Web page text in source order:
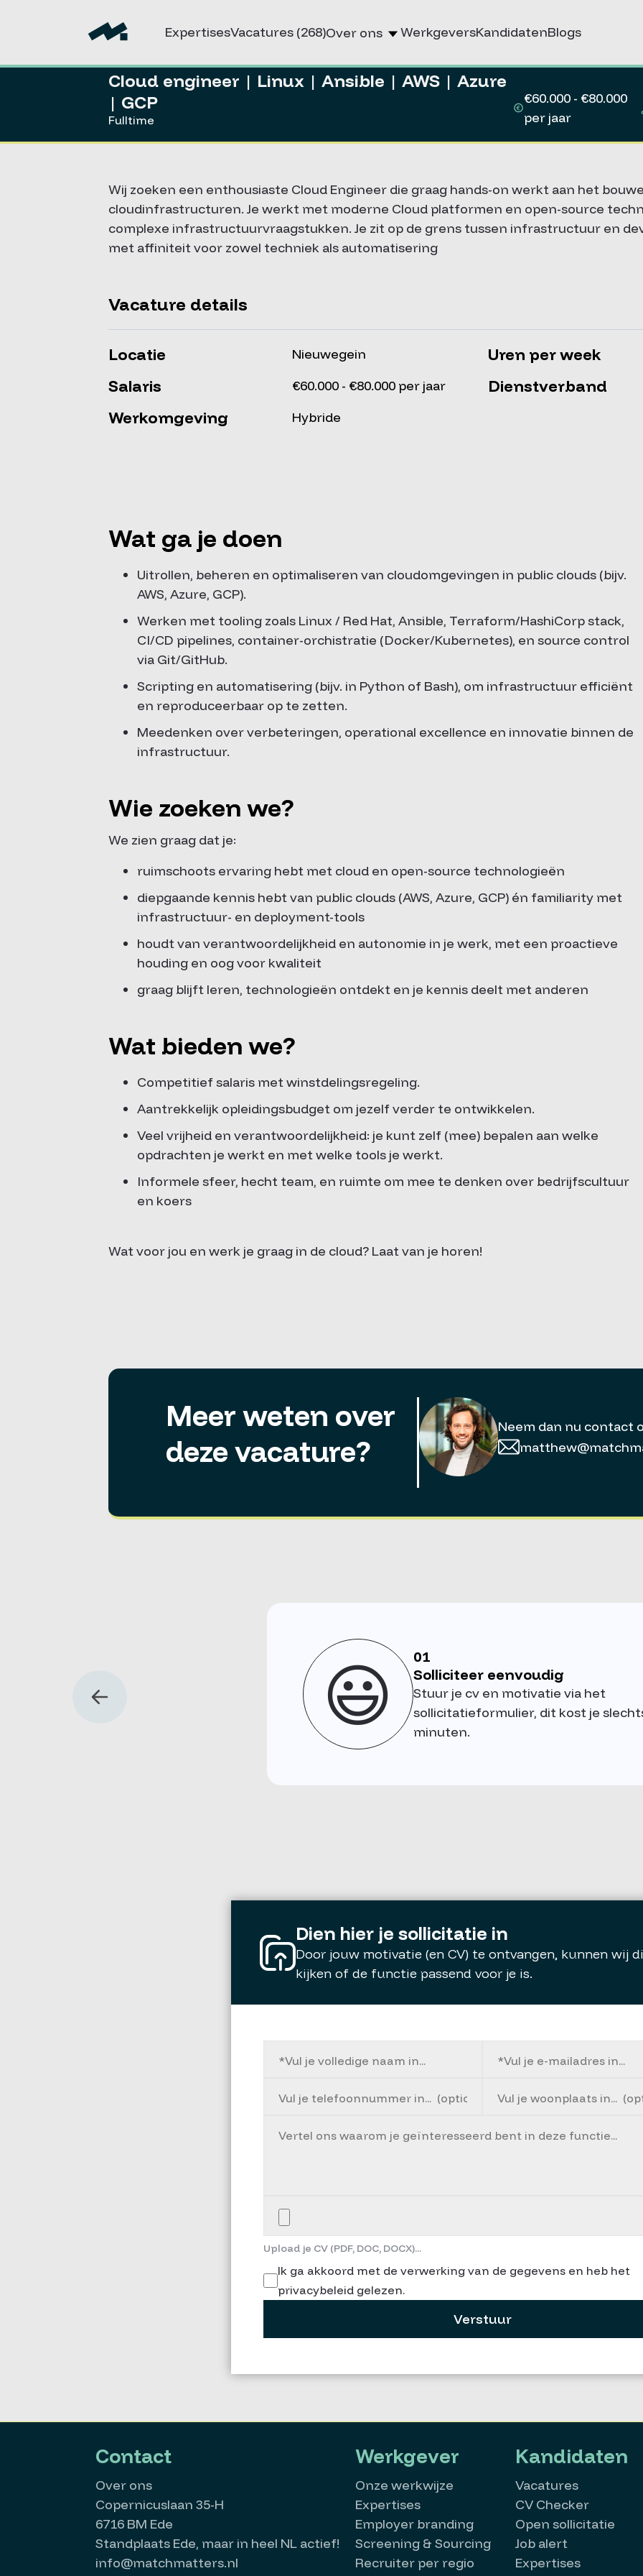
ExpertisesVacatures (268)Over ons WerkgeversKandidatenBlogs
Cloud engineer | Linux | Ansible | AWS | Azure
| GCP
Fulltime
€60.000 - €80.000
per jaar
Wij zoeken een enthousiaste Cloud Engineer die graag hands-on werkt aan het
cloudinfrastructuren. Je werkt met moderne Cloud platformen en open-source
complexe infrastructuurvraagstukken. Je zit op de grens tussen infrastructuur en
met affiniteit voor zowel techniek als automatisering
Vacature details
Locatie Nieuwegein
Uren per week
Salaris
€60.000 - €80.000 per jaar
Dienstverband
Werkomgeving
Hybride
Wat ga je doen
Uitrollen, beheren en optimaliseren van cloudomgevingen in public clouds (bijv.
AWS, Azure, GCP).
Werken met tooling zoals Linux / Red Hat, Ansible, Terraform/HashiCorp stack,
CI/CD pipelines, container-orchistratie (Docker/Kubernetes), en source control
via Git/GitHub.
Scripting en automatisering (bijv. in Python of Bash), om infrastructuur efficiënt
en reproduceerbaar op te zetten.
Meedenken over verbeteringen, operational excellence en innovatie binnen de
infrastructuur.
Wie zoeken we?
We zien graag dat je:
ruimschoots ervaring hebt met cloud en open-source technologieën
diepgaande kennis hebt van public clouds (AWS, Azure, GCP) én familiarity met
infrastructuur- en deployment-tools
houdt van verantwoordelijkheid en autonomie in je werk, met een proactieve
houding en oog voor kwaliteit
graag blijft leren, technologieën ontdekt en je kennis deelt met anderen
Wat bieden we?
Competitief salaris met winstdelingsregeling.
Aantrekkelijk opleidingsbudget om jezelf verder te ontwikkelen.
Veel vrijheid en verantwoordelijkheid: je kunt zelf (mee) bepalen aan welke
opdrachten je werkt en met welke tools je werkt.
Informele sfeer, hecht team, en ruimte om mee te denken over bedrijfscultuur
en koers
Wat voor jou en werk je graag in de cloud? Laat van je horen!
Meer weten over
deze vacature?
Neem dan nu contact
😃
01
Solliciteer eenvoudig
Stuur je cv en motivatie via het
sollicitatieformulier, dit kost je
minuten.
Dien hier je sollicitatie in
Door jouw motivatie (en CV) te ontvangen, kunnen wij
kijken of de functie passend voor je is.
Upload je CV (PDF, DOC, DOCX)...
Ik ga akkoord met de verwerking van de gegevens en heb het
privacybeleid gelezen.
Verstuur
Contact
Over ons
Copernicuslaan 35-H
6716 BM Ede
Standplaats Ede, maar in heel NL actief!
info@matchmatters.nl
Werkgever
Onze werkwijze
Expertises
Employer branding
Screening & Sourcing
Recruiter per regio
Kandidaten
Vacatures
CV Checker
Open sollicitatie
Job alert
Expertises